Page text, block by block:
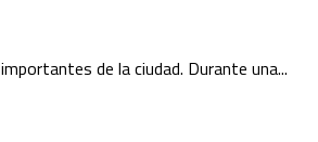
de la ciudad. Durante una...